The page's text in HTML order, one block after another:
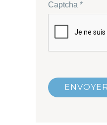
Captcha *
ENVOYER